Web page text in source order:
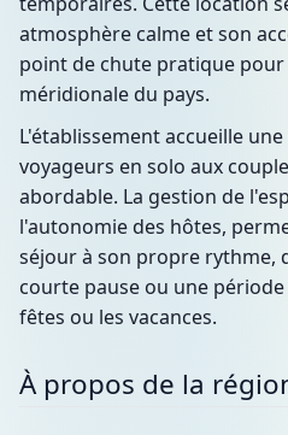
atmosphère calme et son
point de chute pratique
méridionale du pays.
L'établissement accueille
voyageurs en solo aux
abordable. La gestion de
l'autonomie des hôtes,
séjour à son propre rythme,
courte pause ou une
fêtes ou les vacances.
À propos de la